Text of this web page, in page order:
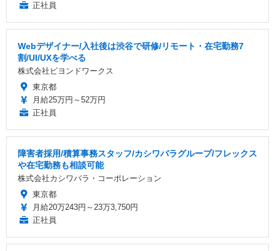
正社員
Webデザイナー/入社後は渋谷で研修/リモート・在宅勤務7
割/UI/UXを学べる
株式会社ビヨンドワークス
東京都
月給25万円～52万円
正社員
障害者採用/積算事務スタッフ/カシワバラグループ/フレックス
や在宅勤務も相談可能
株式会社カシワバラ・コーポレーション
東京都
月給20万243円～23万3,750円
正社員